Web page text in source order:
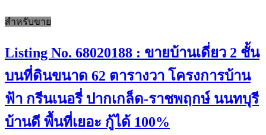
สำหรับขาย
Listing No. 68020188 : ขายบ้านเดี่ยว 2 ชั้น
บนที่ดินขนาด 62 ตารางวา โครงการบ้าน
ฟ้า กรีนเนอรี่ ปากเกล็ด-ราชพฤกษ์ นนทบุรี
บ้านดี พื้นที่เยอะ กู้ได้ 100%